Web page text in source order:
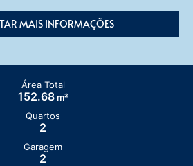
MAIS INFORMAÇÕES
Área Total
152.68 m²
Quartos
2
Garagem
2